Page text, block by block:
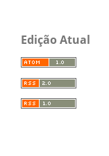
Edição Atual